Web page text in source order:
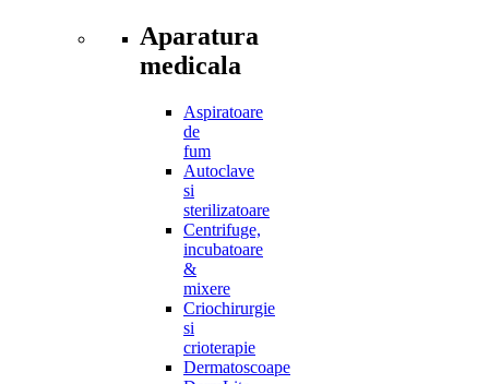
Aparatura
medicala
Aspiratoare
de
fum
Autoclave
si
sterilizatoare
Centrifuge,
incubatoare
&
mixere
Criochirurgie
si
crioterapie
Dermatoscoape